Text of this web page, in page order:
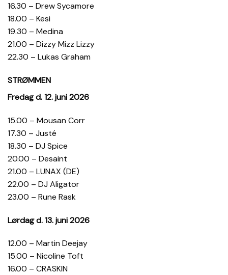
16.30 – Drew Sycamore
18.00 – Kesi
19.30 – Medina
21.00 – Dizzy Mizz Lizzy
22.30 – Lukas Graham
STRØMMEN
Fredag d. 12. juni 2026
15.00 – Mousan Corr
17.30 – Justé
18.30 – DJ Spice
20.00 – Desaint
21.00 – LUNAX (DE)
22.00 – DJ Aligator
23.00 – Rune Rask
Lørdag d. 13. juni 2026
12.00 – Martin Deejay
15.00 – Nicoline Toft
16.00 – CRASKIN